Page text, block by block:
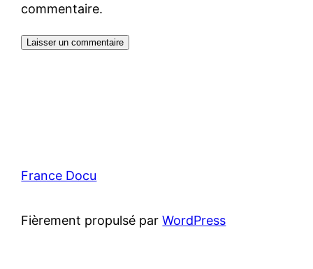
commentaire.
France Docu
Fièrement propulsé parWordPress